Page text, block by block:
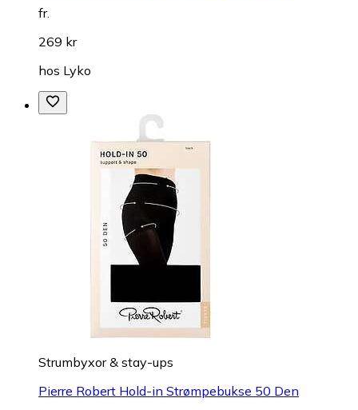
fr.
269 kr
hos Lyko
Strumbyxor & stay-ups
Pierre Robert Hold-in Strømpebukse 50 Den